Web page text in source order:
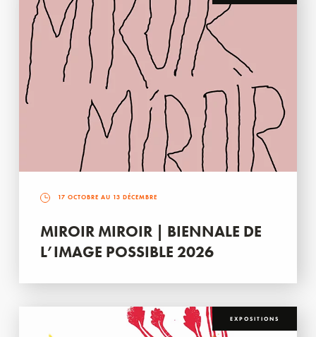
17 OCTOBRE AU 13 DÉCEMBRE
MIROIR MIROIR | BIENNALE DE
L’IMAGE POSSIBLE 2026
EXPOSITIONS